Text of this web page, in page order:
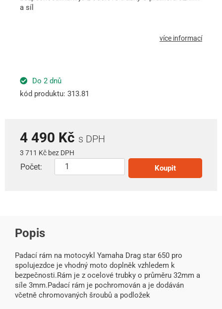
a síl
více informací
Do 2 dnů
kód produktu: 313.81
4 490 Kč s DPH
3 711 Kč bez DPH
Počet: Koupit
Popis
Padací rám na motocykl Yamaha Drag star 650 pro
spolujezdce je vhodný moto doplněk vzhledem k
bezpečnosti.Rám je z ocelové trubky o průměru 32mm a
síle 3mm.Padací rám je pochromován a je dodáván
včetně chromovaných šroubů a podložek